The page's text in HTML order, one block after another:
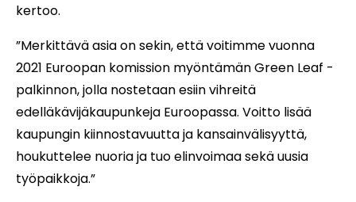
kertoo.
”Merkittävä asia on sekin, että voitimme vuonna
2021 Euroopan komission myöntämän Green Leaf -
palkinnon, jolla nostetaan esiin vihreitä
edelläkävijäkaupunkeja Euroopassa. Voitto lisää
kaupungin kiinnostavuutta ja kansainvälisyyttä,
houkuttelee nuoria ja tuo elinvoimaa sekä uusia
työpaikkoja.”